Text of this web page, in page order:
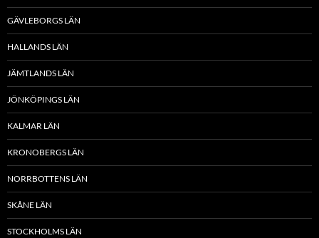
GÄVLEBORGS LÄN
HALLANDS LÄN
JÄMTLANDS LÄN
JÖNKÖPINGS LÄN
KALMAR LÄN
KRONOBERGS LÄN
NORRBOTTENS LÄN
SKÅNE LÄN
STOCKHOLMS LÄN